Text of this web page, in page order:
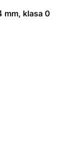
mm, klasa 0